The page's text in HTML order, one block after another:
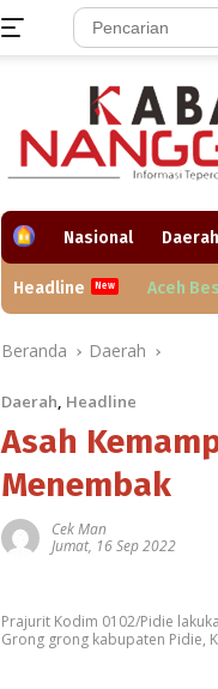
H
e
Nasional Daerah
Headline Aceh
Beranda Daerah
Daerah, Headline
Asah
Menembak
Cek Man
Jumat, 16 Sep 2022
Prajurit Kodim 0102/Pidie
Grong grong kabupaten Pidie,